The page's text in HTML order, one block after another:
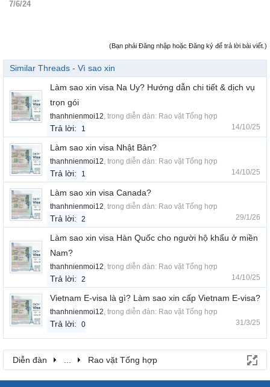
7/6/24
(Bạn phải Đăng nhập hoặc Đăng ký để trả lời bài viết.)
Similar Threads - Vì sao xin
Làm sao xin visa Na Uy? Hướng dẫn chi tiết & dịch vụ
trọn gói
thanhnienmoi12 , trong diễn đàn: Rao vặt Tổng hợp
Trả lời: 1 14/10/25
Làm sao xin visa Nhật Bản?
thanhnienmoi12 , trong diễn đàn: Rao vặt Tổng hợp
Trả lời: 1 14/10/25
Làm sao xin visa Canada?
thanhnienmoi12 , trong diễn đàn: Rao vặt Tổng hợp
Trả lời: 2 29/1/26
Làm sao xin visa Hàn Quốc cho người hộ khẩu ở miền
Nam?
thanhnienmoi12 , trong diễn đàn: Rao vặt Tổng hợp
Trả lời: 2 14/10/25
Vietnam E-visa là gì? Làm sao xin cấp Vietnam E-visa?
thanhnienmoi12 , trong diễn đàn: Rao vặt Tổng hợp
Trả lời: 0 31/3/25
Diễn đàn Rao vặt Tổng hợp